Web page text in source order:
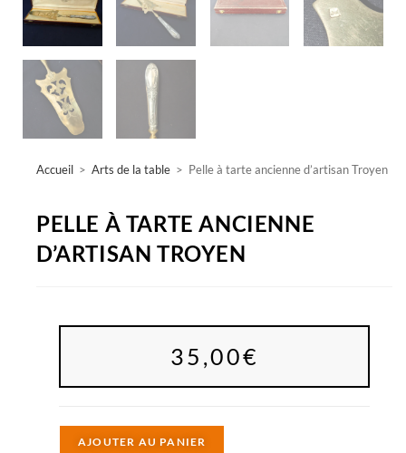
Accueil > Arts de la table > Pelle à tarte ancienne d’artisan Troyen
PELLE À TARTE ANCIENNE
D’ARTISAN TROYEN
35,00€
AJOUTER AU PANIER